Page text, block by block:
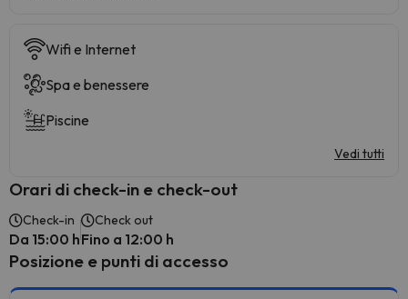
Wifi e Internet
Spa e benessere
Piscine
Vedi tutti
Orari di check-in e check-out
Check-in
Da 15:00 h
Check out
Fino a 12:00 h
Posizione e punti di accesso